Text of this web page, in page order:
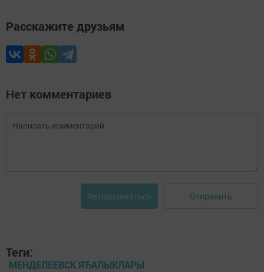
Расскажите друзьям
Нет комментариев
Авторизоваться Отправить
Теги:
МЕНДЕЛЕЕВСК ЯЋАЛЫКЛАРЫ